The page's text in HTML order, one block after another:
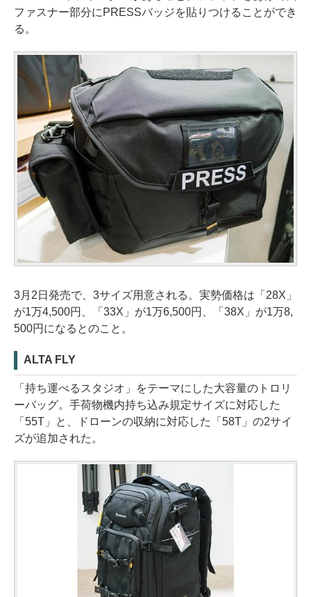
ファスナー部分にPRESSバッジを貼りつけることができ
る。
3月2日発売で、3サイズ用意される。実勢価格は「28X」
が1万4,500円、「33X」が1万6,500円、「38X」が1万8,
500円になるとのこと。
ALTA FLY
「持ち運べるスタジオ」をテーマにした大容量のトロリ
ーバッグ。手荷物機内持ち込み規定サイズに対応した
「55T」と、ドローンの収納に対応した「58T」の2サイ
ズが追加された。